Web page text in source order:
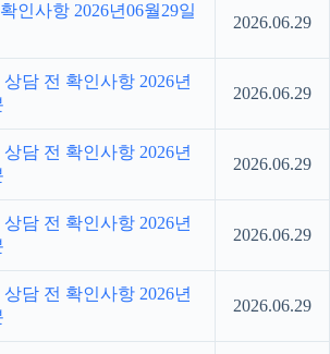
인사항 2026년06월29일
2026.06.29
담 전 확인사항 2026년
2026.06.29
담 전 확인사항 2026년
2026.06.29
담 전 확인사항 2026년
2026.06.29
담 전 확인사항 2026년
2026.06.29